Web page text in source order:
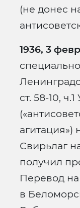
(не донес
1936, 3
ст. 58-10,
агитация»)
Свирьлаг
получил
Перевод
в